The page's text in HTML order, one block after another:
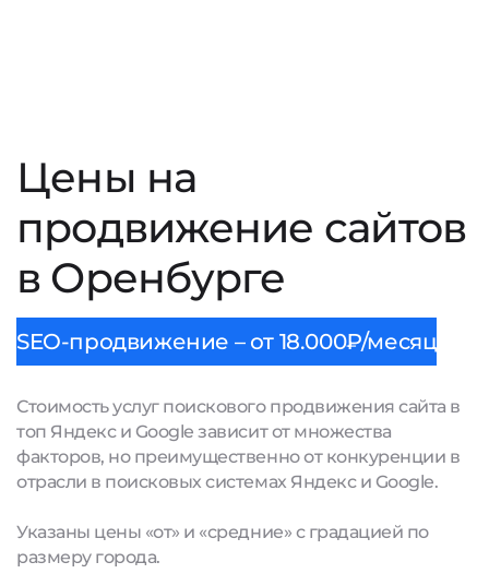
Цены на
продвижение сайтов
в Оренбурге
SEO-продвижение – от 18.000₽/месяц
Стоимость услуг поискового продвижения сайта в
топ Яндекс и Google зависит от множества
факторов, но преимущественно от конкуренции в
отрасли в поисковых системах Яндекс и Google.
Указаны цены «от» и «средние» с градацией по
размеру города.